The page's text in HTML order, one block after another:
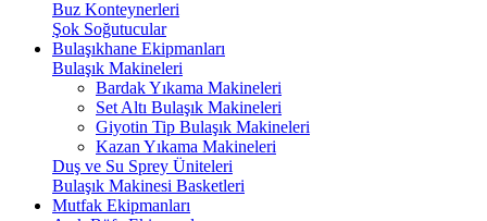
Buz Konteynerleri
Şok Soğutucular
Bulaşıkhane Ekipmanları
Bulaşık Makineleri
Bardak Yıkama Makineleri
Set Altı Bulaşık Makineleri
Giyotin Tip Bulaşık Makineleri
Kazan Yıkama Makineleri
Duş ve Su Sprey Üniteleri
Bulaşık Makinesi Basketleri
Mutfak Ekipmanları